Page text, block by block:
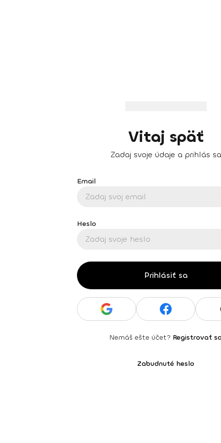
Vitaj späť
Zadaj svoje údaje a prihlás sa
Email
Heslo
Prihlásiť sa
Nemáš ešte účet? Registrovať
Zabudnuté heslo